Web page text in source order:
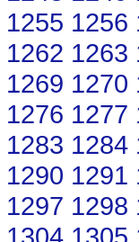
1255 1256
1262 1263
1269 1270
1276 1277
1283 1284
1290 1291
1297 1298